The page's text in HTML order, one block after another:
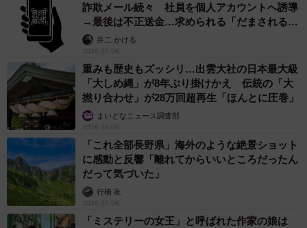
詐欺メール続々 社員を個人アカウントへ誘導
→最後は不正送金…求められる「だまされる前
提」の対策
井二 かける
2026.08.06
重みも歴史もズッシリ…出雲大社の日本最大級
「大しめ縄」が8年ぶり掛けかえ 伝統の「大
撚り合わせ」が28万回超再生「ほんとに圧巻」
まいどなニュース調査部
2026.08.06
「これ全部長野県」海外のような絶景ショット
に感動と反響「離れてからいいところだったん
だって気づいた」
行橋 友
2026.08.06
「ミステリーの女王」と呼ばれた作家の娘は